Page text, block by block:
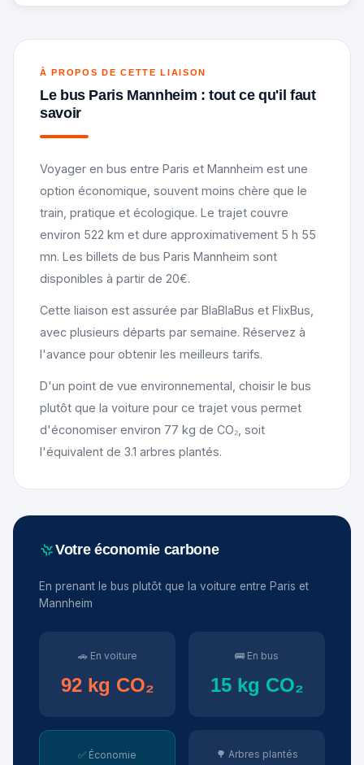
À PROPOS DE CETTE LIAISON
Le bus Paris Mannheim : tout ce qu'il faut
savoir
Voyager en bus entre Paris et Mannheim est une
option économique, souvent moins chère que le
train, pratique et écologique. Le trajet couvre
environ 522 km et dure approximativement 5 h 55
mn. Les billets de bus Paris Mannheim sont
disponibles à partir de 20€.
Cette liaison est assurée par BlaBlaBus et FlixBus,
avec plusieurs départs par semaine. Réservez à
l'avance pour obtenir les meilleurs tarifs.
D'un point de vue environnemental, choisir le bus
plutôt que la voiture pour ce trajet vous permet
d'économiser environ 77 kg de CO₂, soit
l'équivalent de 3.1 arbres plantés.
Votre économie carbone
En prenant le bus plutôt que la voiture entre Paris et
Mannheim
🚗 En voiture
92 kg CO₂
🚌 En bus
15 kg CO₂
✅ Économie 🌳 Arbres plantés